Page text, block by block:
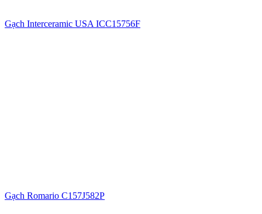
Gạch Interceramic USA ICC15756F
Gạch Romario C157J582P